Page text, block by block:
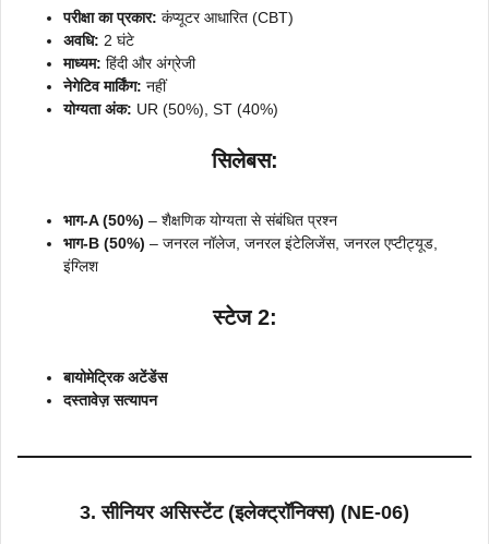
परीक्षा का प्रकार: कंप्यूटर आधारित (CBT)
अवधि: 2 घंटे
माध्यम: हिंदी और अंग्रेजी
नेगेटिव मार्किंग: नहीं
योग्यता अंक: UR (50%), ST (40%)
सिलेबस:
भाग-A (50%) – शैक्षणिक योग्यता से संबंधित प्रश्न
भाग-B (50%) – जनरल नॉलेज, जनरल इंटेलिजेंस, जनरल एप्टीट्यूड,
इंग्लिश
स्टेज 2:
बायोमेट्रिक अटेंडेंस
दस्तावेज़ सत्यापन
3. सीनियर असिस्टेंट (इलेक्ट्रॉनिक्स) (NE-06)